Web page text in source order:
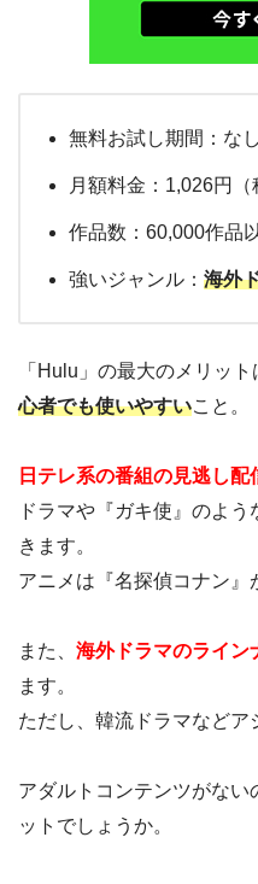
無料お試し期間：なし
月額料金：1,026円（
作品数：60,000作品
強いジャンル： 海外
「Hulu」の最大のメリット
心者でも使いやすいこと。
日テレ系の番組の見逃し配
ドラマや『ガキ使』のよ
きます。
アニメは『名探偵コナン』
また、 海外ドラマのライン
ます。
ただし、韓流ドラマなどア
アダルトコンテンツがない
ットでしょうか。